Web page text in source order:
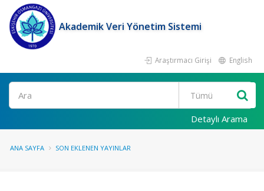
Akademik Veri Yönetim Sistemi
Araştırmacı Girişi English
Ara
Detaylı Arama
ANA SAYFA SON EKLENEN YAYINLAR